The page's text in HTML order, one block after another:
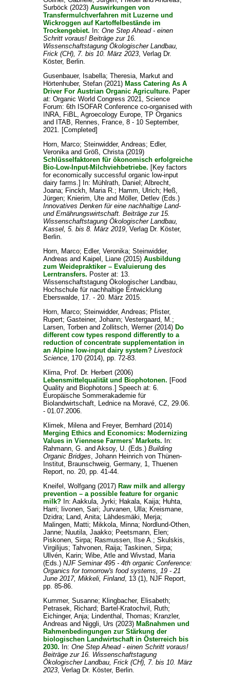
Surböck(2023) Auswirkungen von
Transfermulchverfahren mit Luzerne und
Wickroggen auf Kartoffelbestände im
Trockengebiet. In: One Step Ahead - einen
Schritt voraus! Beiträge zur 16.
Wissenschaftstagung Ökologischer Landbau,
Frick (CH), 7. bis 10. März 2023, Verlag Dr.
Köster, Berlin.
Gusenbauer, Isabella; Theresia, Markutand
Hörtenhuber, Stefan(2021) Mass Catering As A
Driver For Austrian Organic Agriculture. Paper
at: Organic World Congress 2021, Science
Forum: 6th ISOFAR Conference co-organised with
INRA, FiBL, Agroecology Europe, TP Organics
and ITAB, Rennes, France, 8 - 10 September,
2021. [Completed]
Horn, Marco; Steinwidder, Andreas; Edler,
Veronikaand Größ, Christa(2019)
Schlüsselfaktoren für ökonomisch erfolgreiche
Bio-Low-Input-Milchviehbetriebe. [Key factors
for economically successful organic low-input
dairy farms.] In: Mühlrath, Daniel ; Albrecht,
Joana; Finckh, Maria R.; Hamm, Ulrich; Heß,
Jürgen; Knierim, Uteand Möller, Detlev(Eds.)
Innovatives Denken für eine nachhaltige Land-
und Ernährungswirtschaft. Beiträge zur 15.
Wissenschaftstagung Ökologischer Landbau,
Kassel, 5. bis 8. März 2019, Verlag Dr. Köster,
Berlin.
Horn, Marco; Edler, Veronika; Steinwidder,
Andreas and Kaipel, Liane(2015) Ausbildung
zum Weidepraktiker – Evaluierung des
Lerntransfers. Poster at: 13.
Wissenschaftstagung Ökologischer Landbau,
Hochschule für nachhaltige Entwicklung
Eberswalde, 17. - 20. März 2015.
Horn, Marco; Steinwidder, Andreas; Pfister,
Rupert; Gasteiner, Johann; Vestergaard, M.;
Larsen, Torbenand Zollitsch, Werner(2014) Do
different cow types respond differently to a
reduction of concentrate supplementation in
an Alpine low-input dairy system? Livestock
Science, 170 (2014), pp. 72-83.
Klima, Prof. Dr. Herbert(2006)
Lebensmittelqualität und Biophotonen. [Food
Quality and Biophotons.] Speech at: 6.
Europäische Sommerakademie für
Biolandwirtschaft, Lednice na Moravé, CZ, 29.06.
- 01.07.2006.
Klimek, Milenaand Freyer, Bernhard (2014)
Merging Ethics and Economics: Modernizing
Values in Viennese Farmers' Markets. In:
Rahmann, G. and Aksoy, U. (Eds.) Building
Organic Bridges, Johann Heinrich von Thünen-
Institut, Braunschweig, Germany, 1, Thuenen
Report, no. 20, pp. 41-44.
Kneifel, Wolfgang(2017) Raw milk and allergy
prevention – a possible feature for organic
milk?In: Aakkula, Jyrki; Hakala, Kaija; Huhta,
Harri; Iivonen, Sari; Jurvanen, Ulla; Kreismane,
Dzidra; Land, Anita; Lähdesmäki, Merja;
Malingen, Matti; Mikkola, Minna; Nordlund-Othen,
Janne; Nuutila, Jaakko; Peetsmann, Elen;
Piskonen, Sirpa; Rasmussen, Ilse A.; Skulskis,
Virgilijus; Tahvonen, Raija; Taskinen, Sirpa;
Ullvén, Karin; Wibe, Atleand Wivstad, Maria
(Eds.) NJF Seminar 495 - 4th organic Conference:
Organics for tomorrow's food systems, 19 - 21
June 2017, Mikkeli, Finland, 13 (1), NJF Report,
pp. 85-86.
Kummer, Susanne; Klingbacher, Elisabeth;
Petrasek, Richard; Bartel-Kratochvil, Ruth;
Eichinger, Anja; Lindenthal, Thomas; Kranzler,
Andreas and Niggli, Urs (2023) Maßnahmen und
Rahmenbedingungen zur Stärkung der
biologischen Landwirtschaft in Österreich bis
2030. In: One Step Ahead - einen Schritt voraus!
Beiträge zur 16. Wissenschaftstagung
Ökologischer Landbau, Frick (CH), 7. bis 10. März
2023, Verlag Dr. Köster, Berlin.